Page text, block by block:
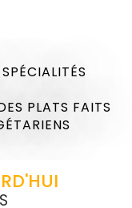
PLATS FAITS